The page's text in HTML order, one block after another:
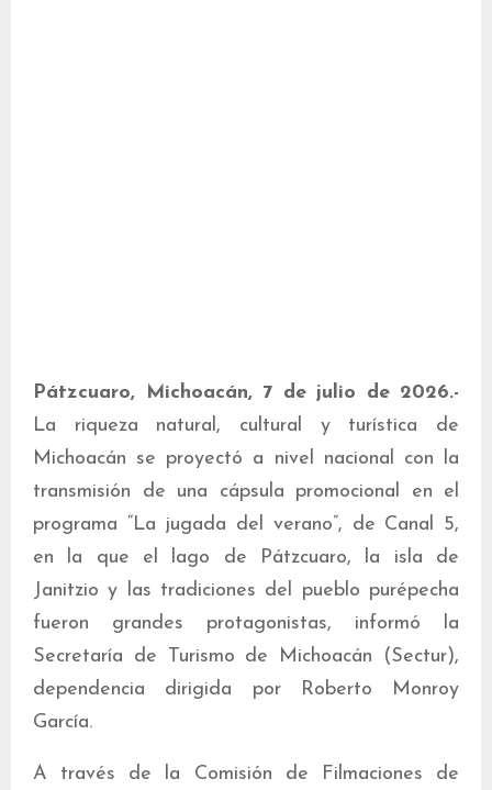
Pátzcuaro, Michoacán, 7 de julio de 2026.-
La riqueza natural, cultural y turística de
Michoacán se proyectó a nivel nacional con la
transmisión de una cápsula promocional en el
programa “La jugada del verano”, de Canal 5,
en la que el lago de Pátzcuaro, la isla de
Janitzio y las tradiciones del pueblo purépecha
fueron grandes protagonistas, informó la
Secretaría de Turismo de Michoacán (Sectur),
dependencia dirigida por Roberto Monroy
García.
A través de la Comisión de Filmaciones de